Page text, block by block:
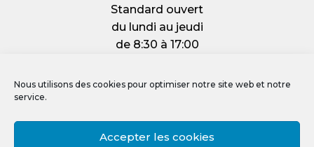
Nous utilisons des cookies pour optimiser notre site web et notre
service.
Accepter les cookies
Standard ouvert
du lundi au jeudi
de 8:30 à 17:00
de 8:30 à 12:00